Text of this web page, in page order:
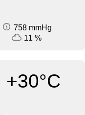
758 mmHg
11 %
+30°C